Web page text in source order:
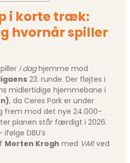
i korte træk:
hvornår spiller
i daghjemme mod
23. runde. Der fløjtes i
midlertidige hjemmebane i
, da Ceres Park er under
frem mod det nye 24.000-
planen står færdigt i 2026.
DBU’s
Morten Krogh med VARved